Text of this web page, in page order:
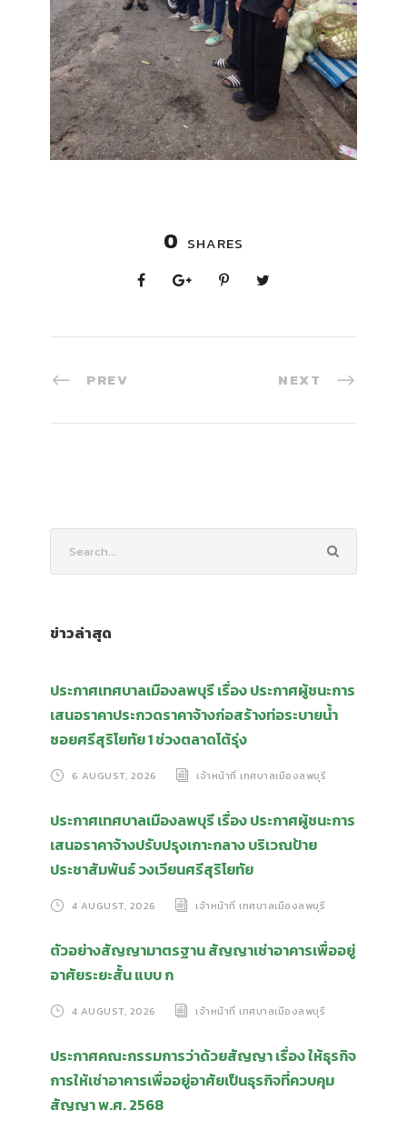
0 SHARES
PREV NEXT
ข่าวล่าสุด
ประกาศเทศบาลเมืองลพบุรี เรื่อง ประกาศผู้ชนะการ
เสนอราคาประกวดราคาจ้างก่อสร้างท่อระบายน้ำ
ซอยศรีสุริโยทัย 1 ช่วงตลาดโต้รุ่ง
6 AUGUST, 2026 เจ้าหน้าที่ เทศบาลเมืองลพบุรี
ประกาศเทศบาลเมืองลพบุรี เรื่อง ประกาศผู้ชนะการ
เสนอราคาจ้างปรับปรุงเกาะกลาง บริเวณป้าย
ประชาสัมพันธ์ วงเวียนศรีสุริโยทัย
4 AUGUST, 2026 เจ้าหน้าที่ เทศบาลเมืองลพบุรี
ตัวอย่างสัญญามาตรฐาน สัญญาเช่าอาคารเพื่ออยู่
อาศัยระยะสั้น แบบ ก
4 AUGUST, 2026 เจ้าหน้าที่ เทศบาลเมืองลพบุรี
ประกาศคณะกรรมการว่าด้วยสัญญา เรื่อง ให้ธุรกิจ
การให้เช่าอาคารเพื่ออยู่อาศัยเป็นธุรกิจที่ควบคุม
สัญญา พ.ศ. 2568